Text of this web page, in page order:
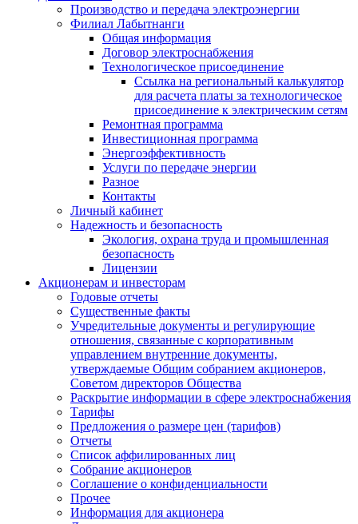
Производство и передача электроэнергии
Филиал Лабытнанги
Общая информация
Договор электроснабжения
Технологическое присоединение
Ссылка на региональный калькулятор
для расчета платы за технологическое
присоединение к электрическим сетям
Ремонтная программа
Инвестиционная программа
Энергоэффективность
Услуги по передаче энергии
Разное
Контакты
Личный кабинет
Надежность и безопасность
Экология, охрана труда и промышленная
безопасность
Лицензии
Акционерам и инвесторам
Годовые отчеты
Существенные факты
Учредительные документы и регулирующие
отношения, связанные с корпоративным
управлением внутренние документы,
утверждаемые Общим собранием акционеров,
Советом директоров Общества
Раскрытие информации в сфере электроснабжения
Тарифы
Предложения о размере цен (тарифов)
Отчеты
Список аффилированных лиц
Собрание акционеров
Соглашение о конфиденциальности
Прочее
Информация для акционера